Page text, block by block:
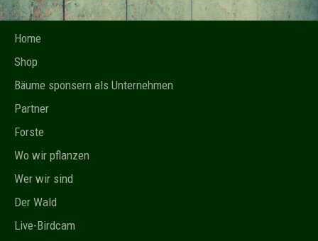
Quick Links
Home
Shop
Bäume sponsern als Unternehmen
Partner
Forste
Wo wir pflanzen
Wer wir sind
Der Wald
Live-Birdcam